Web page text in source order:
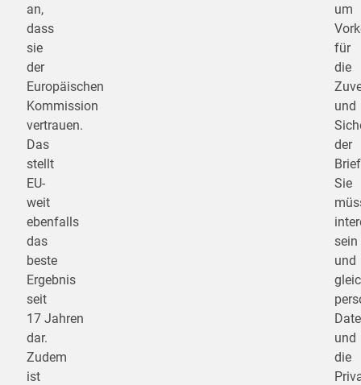
an,
dass
sie
der
Europäischen
Kommission
vertrauen.
Das
stellt
EU-
weit
ebenfalls
das
beste
Ergebnis
seit
17 Jahren
dar.
Zudem
ist
um
für
die
und
der
Sie
sein
und
und
die